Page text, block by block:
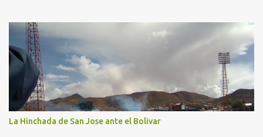
La Hinchada de San Jose ante el Bolivar